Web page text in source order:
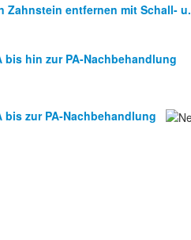
Zahnstein entfernen mit Schall- u.
bis hin zur PA-Nachbehandlung
bis zur PA-Nachbehandlung